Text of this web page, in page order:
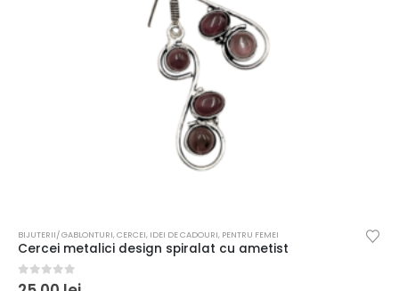
BIJUTERII/ GABLONTURI,CERCEI, IDEI DE CADOURI, PENTRU FEMEI
Cercei metalici design spiralat cu ametist
0out of 5